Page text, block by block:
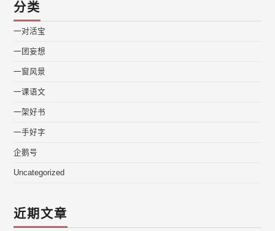
分类
一对活宝
一团妄想
一窗风景
一课语文
一架好书
一手好字
企鹅号
Uncategorized
近期文章